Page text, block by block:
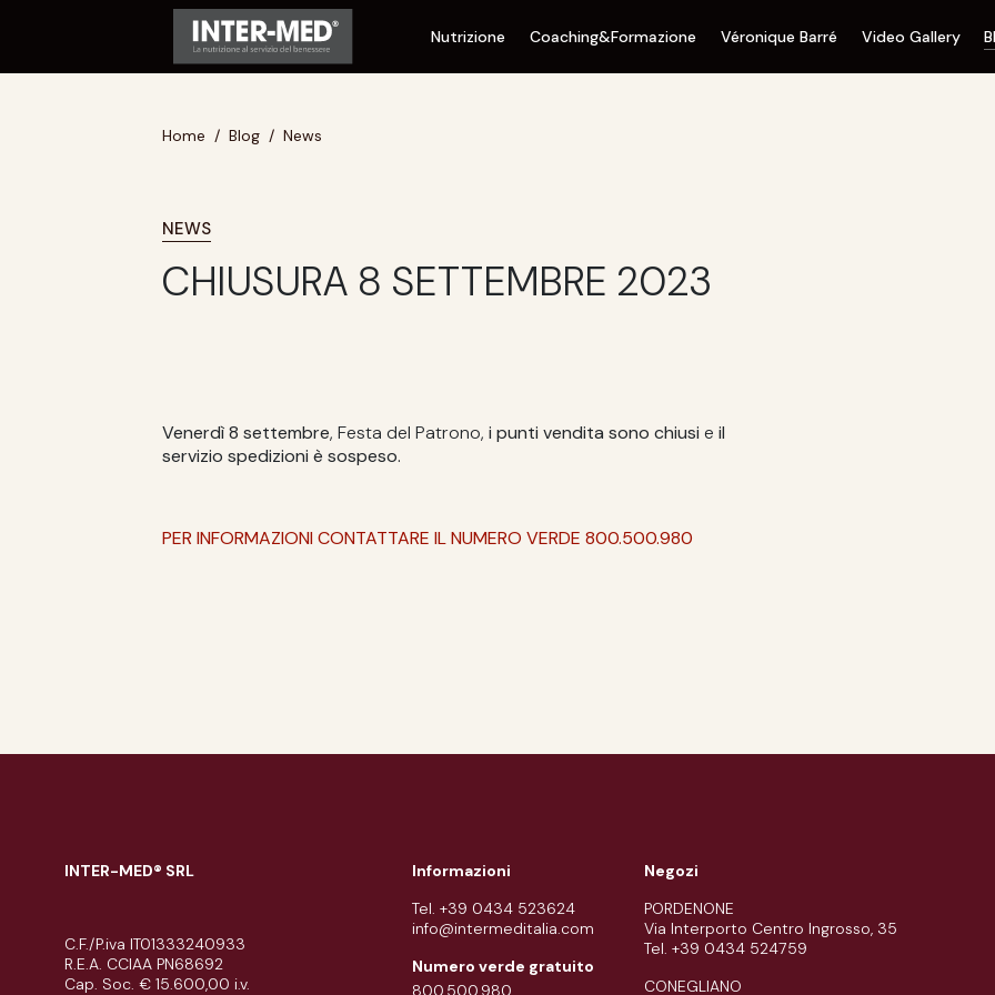
Nutrizione Coaching&Formazione Véronique Barré Video Gallery
Home Blog News
NEWS
CHIUSURA 8 SETTEMBRE 2023
Venerdì 8 settembre, Festa del Patrono, i punti vendita sono chiusie il
servizio spedizioni è sospeso.
PER INFORMAZIONI CONTATTARE IL NUMERO VERDE 800.500.980
INTER-MED® SRL
C.F./P.iva IT01333240933
R.E.A. CCIAA PN68692
Cap. Soc. € 15.600,00 i.v.
Informazioni
Tel. +39 0434 523624
info@intermeditalia.com
Numero verde gratuito
800.500.980
Negozi
PORDENONE
Via Interporto Centro Ingrosso, 35
Tel. +39 0434 524759
CONEGLIANO